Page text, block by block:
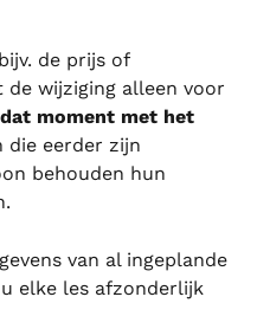
de prijs of
de wijziging alleen voor
moment met het
die eerder zijn
behouden hun
van al ingeplande
elke les afzonderlijk